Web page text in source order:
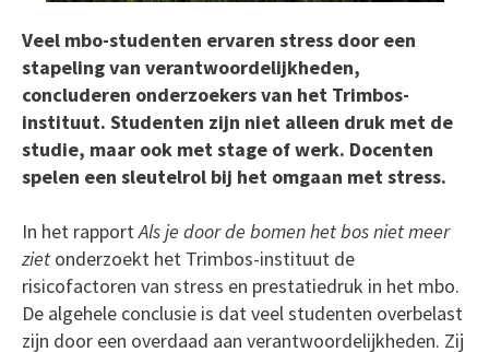
Veel mbo-studenten ervaren stress door een
stapeling van verantwoordelijkheden,
concluderen onderzoekers van het Trimbos-
instituut. Studenten zijn niet alleen druk met de
studie, maar ook met stage of werk. Docenten
spelen een sleutelrol bij het omgaan met stress.
In het rapportAls je door de bomen het bos niet meer
ziet onderzoekt het Trimbos-instituut de
risicofactoren van stress en prestatiedruk in het mbo.
De algehele conclusie is dat veel studenten overbelast
zijn door een overdaad aan verantwoordelijkheden. Zij